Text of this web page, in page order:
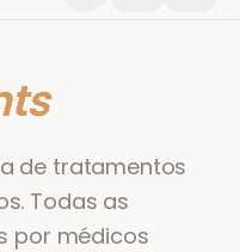
de tratamentos
Todas as
por médicos